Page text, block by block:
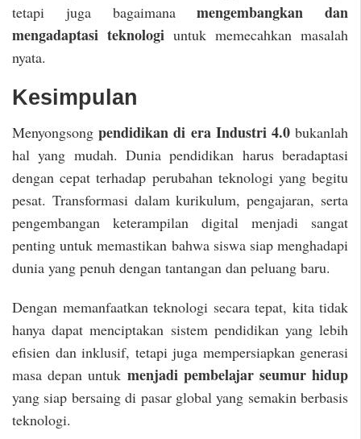
tetapi juga bagaimanamengembangkan dan
mengadaptasi teknologi untuk memecahkan masalah
nyata.
Kesimpulan
Menyongsongpendidikan di era Industri 4.0bukanlah
hal yang mudah. Dunia pendidikan harus beradaptasi
dengan cepat terhadap perubahan teknologi yang begitu
pesat. Transformasi dalam kurikulum, pengajaran, serta
pengembangan keterampilan digital menjadi sangat
penting untuk memastikan bahwa siswa siap menghadapi
dunia yang penuh dengan tantangan dan peluang baru.
Dengan memanfaatkan teknologi secara tepat, kita tidak
hanya dapat menciptakan sistem pendidikan yang lebih
efisien dan inklusif, tetapi juga mempersiapkan generasi
masa depan untuk menjadi pembelajar seumur hidup
yang siap bersaing di pasar global yang semakin berbasis
teknologi.